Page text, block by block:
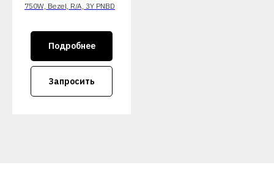
750W, Bezel, R/A, 3Y PNBD
Подробнее
Запросить